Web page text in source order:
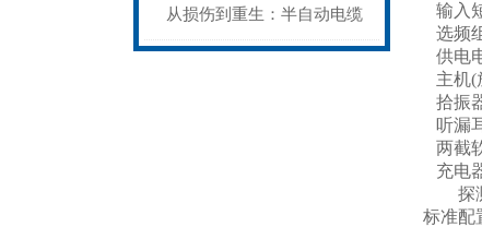
艺基石
电缆热补机智能控温，安全
从损伤到重生：半自动电缆
输入
选频
供电
主机(
拾振
听漏
两截
充电
探测
标准配